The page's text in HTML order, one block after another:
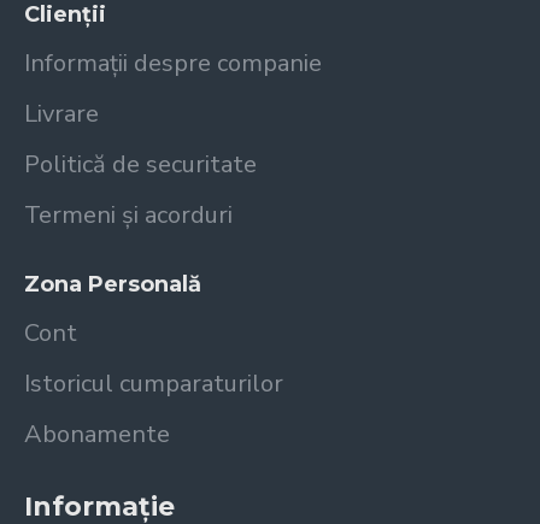
Clienții
Informații despre companie
Livrare
Politică de securitate
Termeni și acorduri
Zona Personală
Cont
Istoricul cumparaturilor
Abonamente
Informație